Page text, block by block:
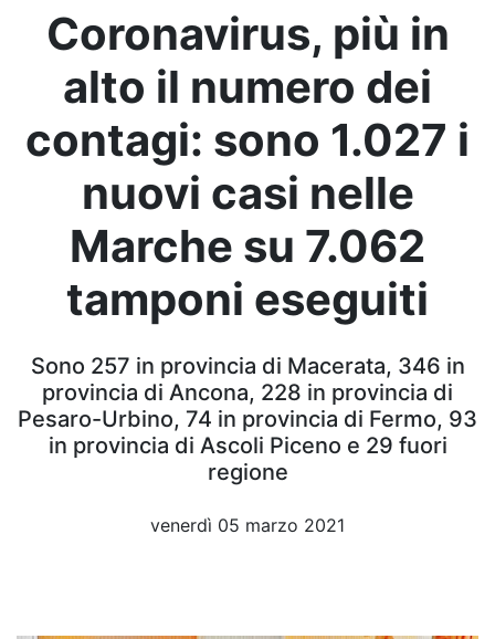
Coronavirus, più in
alto il numero dei
contagi: sono 1.027 i
nuovi casi nelle
Marche su 7.062
tamponi eseguiti
Sono 257 in provincia di Macerata, 346 in
provincia di Ancona, 228 in provincia di
Pesaro-Urbino, 74 in provincia di Fermo, 93
in provincia di Ascoli Piceno e 29 fuori
regione
venerdì 05 marzo 2021